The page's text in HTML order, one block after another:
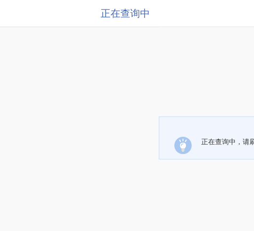
正在查询中
正在查询中，请